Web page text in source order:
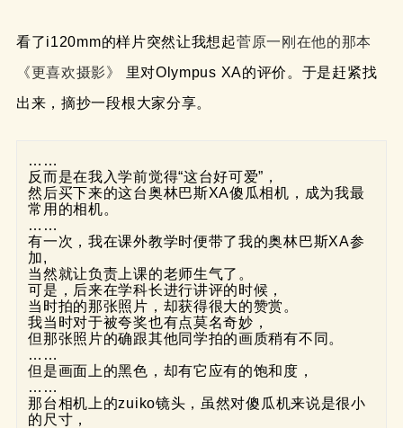
看了i120mm的样片突然让我想起菅原一刚在他的那本
《更喜欢摄影》
里对Olympus XA的评价。于是赶紧找
出来，摘抄一段根大家分享。
……
反而是在我入学前觉得“这台好可爱”，
然后买下来的这台奥林巴斯XA傻瓜相机，成为我最
常用的相机。
……
有一次，我在课外教学时便带了我的奥林巴斯XA参
加,
当然就让负责上课的老师生气了。
可是，后来在学科长进行讲评的时候，
当时拍的那张照片，却获得很大的赞赏。
我当时对于被夸奖也有点莫名奇妙，
但那张照片的确跟其他同学拍的画质稍有不同。
……
但是画面上的黑色，却有它应有的饱和度，
……
那台相机上的zuiko镜头，虽然对傻瓜机来说是很小
的尺寸，